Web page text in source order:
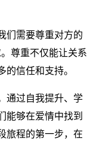
们需要尊重对方的
尊重不仅能让关系
的信任和支持。
通过自我提升、学
能够在爱情中找到
旅程的第一步，在